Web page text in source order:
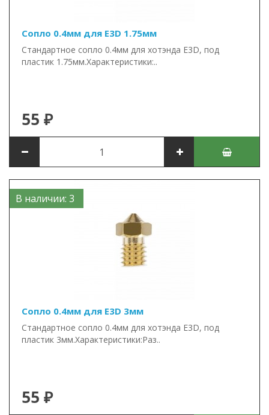
Сопло 0.4мм для E3D 1.75мм
Стандартное сопло 0.4мм для хотэнда E3D, под
пластик 1.75мм.Характеристики:..
55 ₽
В наличии: 3
Сопло 0.4мм для E3D 3мм
Стандартное сопло 0.4мм для хотэнда E3D, под
пластик 3мм.Характеристики:Раз..
55 ₽